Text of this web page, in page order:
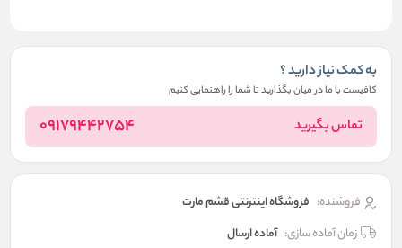
به کمک نیاز دارید ؟
کافیست با ما در میان بگذارید تا شما را راهنمایی کنیم
تماس بگیرید 09179442754
فروشنده: فروشگاه اینترنتی قشم مارت
زمان آماده سازی: آماده ارسال